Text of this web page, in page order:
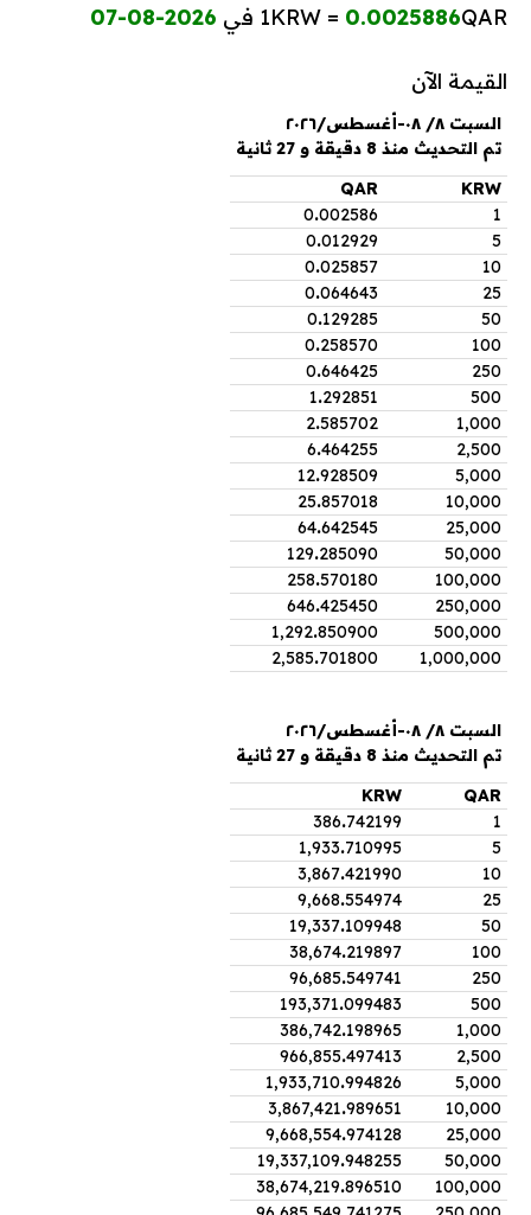
1KRW = 0.0025886QAR في 2026-08-07
القيمة الآن
السبت ٨/ ٠٨-أغسطس/٢٠٢٦
تم التحديث منذ 8 دقيقة و 27 ثانية
KRW
QAR
1
0.002586
5
0.012929
10
0.025857
25
0.064643
50
0.129285
100
0.258570
250
0.646425
500
1.292851
1,000
2.585702
2,500
6.464255
5,000
12.928509
10,000
25.857018
25,000
64.642545
50,000
129.285090
100,000
258.570180
250,000
646.425450
500,000
1,292.850900
1,000,000
2,585.701800
السبت ٨/ ٠٨-أغسطس/٢٠٢٦
تم التحديث منذ 8 دقيقة و 27 ثانية
QAR
KRW
1
386.742199
5
1,933.710995
10
3,867.421990
25
9,668.554974
50
19,337.109948
100
38,674.219897
250
96,685.549741
500
193,371.099483
1,000
386,742.198965
2,500
966,855.497413
5,000
1,933,710.994826
10,000
3,867,421.989651
25,000
9,668,554.974128
50,000
19,337,109.948255
100,000
38,674,219.896510